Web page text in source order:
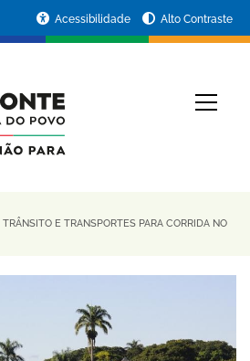
Acessibilidade Alto Contraste
E TRANSPORTES PARA CORRIDA NO